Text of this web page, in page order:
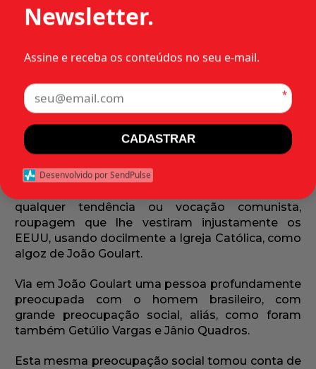
PEREIRA
UMA LUTA POR JUSTIÇA
Por questão de formação pessoal tinha eu
Getúlio Vargas, Jânio Quadros, Juscelino
qualquer tendência ou vocação comunista,
roupagem que lhe vestiram injustamente os
EEUU, usando docilmente a Igreja Católica, como
algoz de João Goulart.
Via em João Goulart uma pessoa profundamente
preocupada com o homem brasileiro, com
grande preocupação social, aliás, como foram
também Getúlio Vargas e Jânio Quadros.
Esta mesma preocupação social tomou conta de
Newsletter.
Assine e receba os conteúdos no seu e-mail.
*
CADASTRAR
Desenvolvido por SendPulse